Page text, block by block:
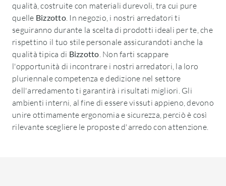
qualità, costruite con materiali durevoli, tra cui pure
quelle Bizzotto. In negozio, i nostri arredatori ti
seguiranno durante la scelta di prodotti ideali per te, che
rispettino il tuo stile personale assicurandoti anche la
qualità tipica di Bizzotto. Non farti scappare
l'opportunità di incontrare i nostri arredatori, la loro
pluriennale competenza e dedizione nel settore
dell'arredamento ti garantirà i risultati migliori. Gli
ambienti interni, al fine di essere vissuti appieno, devono
unire ottimamente ergonomia e sicurezza, perciò è così
rilevante scegliere le proposte d'arredo con attenzione.